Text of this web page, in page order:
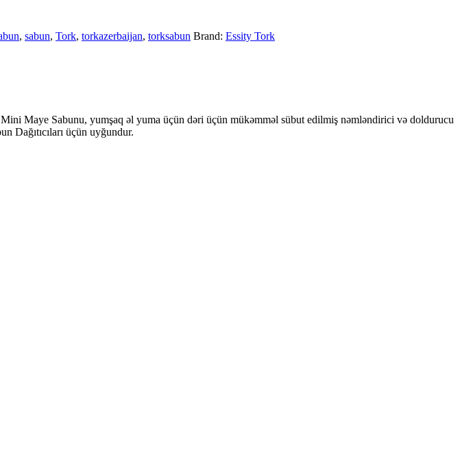
, sabun, Tork, torkazerbaijan, torksabun Brand: Essity Tork
Maye Sabunu, yumşaq əl yuma üçün dəri üçün mükəmməl sübut edilmiş nəmləndirici və doldurucu
Dağıtıcıları üçün uyğundur.